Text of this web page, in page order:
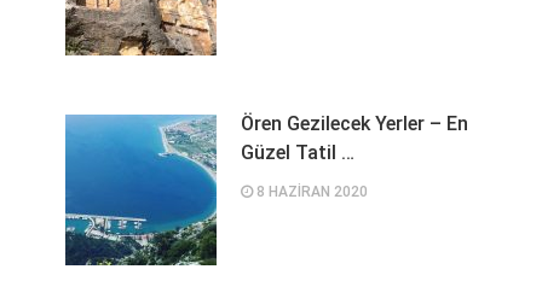
Ören Gezilecek Yerler – En
Güzel Tatil …
8 HAZIRAN 2020